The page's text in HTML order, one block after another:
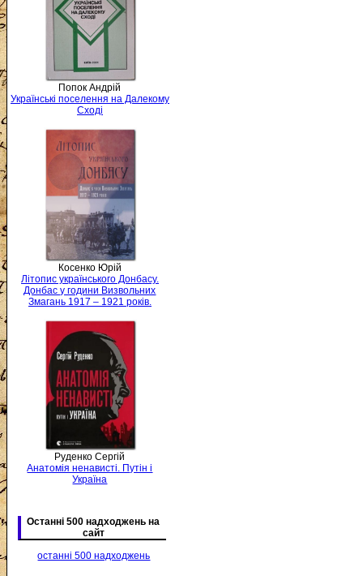
Попок Андрій
Українські поселення на Далекому
Сході
Косенко Юрій
Літопис українського Донбасу.
Донбас у години Визвольних
Змагань 1917 – 1921 років.
Руденко Сергій
Анатомія ненависті. Путін і
Україна
Останні 500 надходжень на
сайт
останні 500 надходжень